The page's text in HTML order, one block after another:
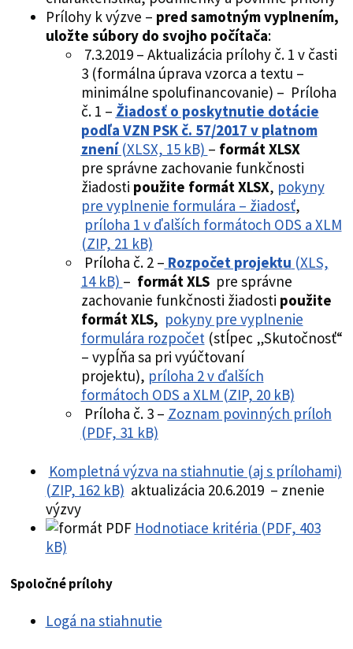
Prílohy k výzve – pred samotným vyplnením,
uložte súbory do svojho počítača:
7.3.2019 – Aktualizácia prílohy č. 1 v časti
3 (formálna úprava vzorca a textu –
minimálne spolufinancovanie) – Príloha
č. 1 – Žiadosť o poskytnutie dotácie
podľa VZN PSK č. 57/2017 v platnom
znení(XLSX, 15 kB) – formát XLSX
pre správne zachovanie funkčnosti
žiadosti použite formát XLSX, pokyny
pre vyplnenie formulára – žiadosť,
príloha 1 v ďalších formátoch ODS a XLM
(ZIP, 21 kB)
Príloha č. 2 – Rozpočet projektu (XLS,
14 kB) – formát XLSpre správne
zachovanie funkčnosti žiadosti použite
formát XLS, pokyny pre vyplnenie
formulára rozpočet (stĺpec „Skutočnosť“
– vypĺňa sa pri vyúčtovaní
projektu), príloha 2 v ďalších
formátoch ODS a XLM (ZIP, 20 kB)
Príloha č. 3 – Zoznam povinných príloh
(PDF, 31 kB)
Kompletná výzva na stiahnutie (aj s prílohami)
(ZIP, 162 kB) aktualizácia 20.6.2019 – znenie
výzvy
Hodnotiace kritéria (PDF, 403
kB)
Spoločné prílohy
Logá na stiahnutie